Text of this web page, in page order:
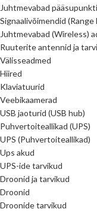
Juhtmevabad
Signaalivõimendid
Juhtmevabad (Wireless)
Ruuterite antennid ja
Välisseadmed
Hiired
Klaviatuurid
Veebikaamerad
USB jaoturid (USB hub)
Puhvertoiteallikad (UPS)
UPS (Puhvertoiteallikad)
Ups akud
UPS-ide tarvikud
Droonid ja tarvikud
Droonid
Droonide tarvikud